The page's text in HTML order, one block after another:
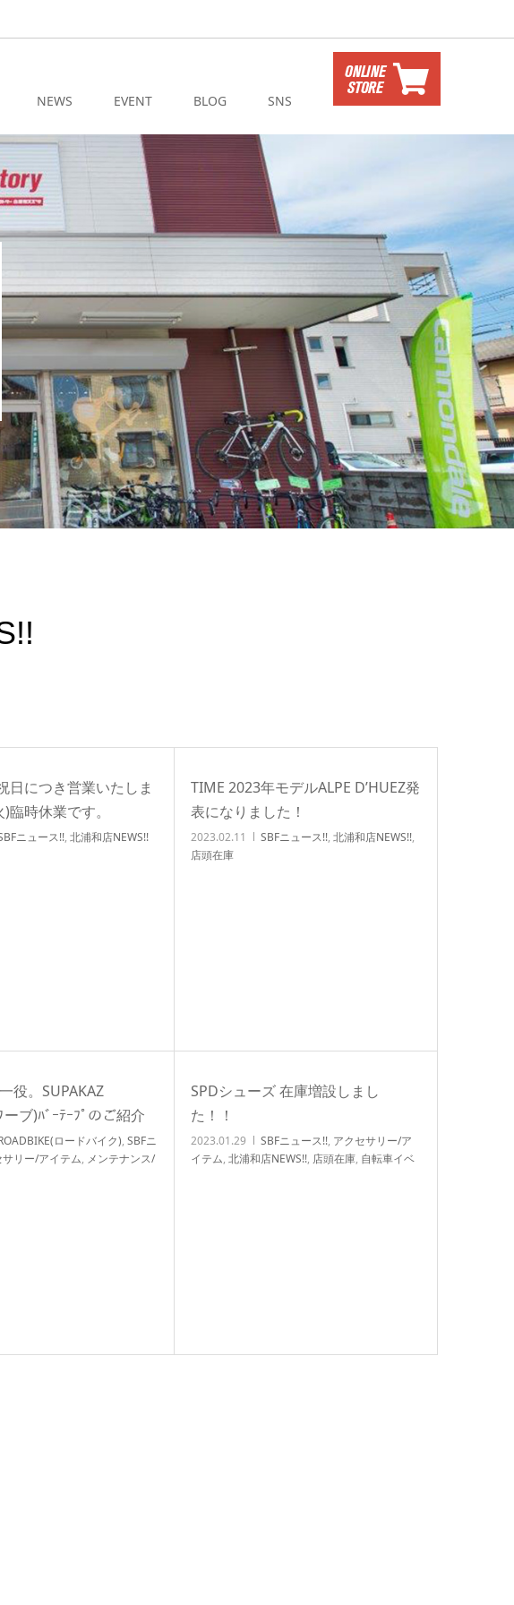
NEWS EVENT BLOG SNS
日につき営業いたしま
臨時休業です。
ニュース!!, 北浦和店NEWS!!
TIME 2023年モデルALPE D’HUEZ発
表になりました！
2023.02.11 SBFニュース!!, 北浦和店NEWS!!,
店頭在庫
役。SUPAKAZ
ーブ)ﾊﾞｰﾃｰﾌﾟのご紹介
ロードバイク), SBFニ
サリー/アイテム, メンテナンス/
SPDシューズ 在庫増設しまし
た！！
2023.01.29 SBFニュース!!, アクセサリー/ア
イテム, 北浦和店NEWS!!, 店頭在庫, 自転車イベ